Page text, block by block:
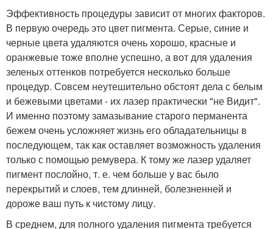
Эффективность процедуры зависит от многих факторов.
В первую очередь это цвет пигмента. Серые, синие и
черные цвета удаляются очень хорошо, красные и
оранжевые тоже вполне успешно, а вот для удаления
зеленых оттенков потребуется несколько больше
процедур. Совсем неутешительно обстоят дела с белым
и бежевыми цветами - их лазер практически "не Видит".
И именно поэтому замазывание старого перманента
бежем очень усложняет жизнь его обладательницы в
последующем, так как оставляет возможность удаления
только с помощью ремувера. К тому же лазер удаляет
пигмент послойно, т. е. чем больше у вас было
перекрытий и слоев, тем длинней, болезненней и
дороже ваш путь к чистому лицу.
В среднем, для полного удаления пигмента требуется